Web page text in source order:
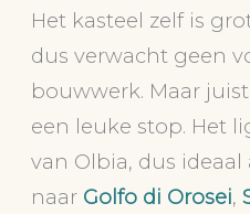
Het kasteel zelf is
dus verwacht geen
bouwwerk. Maar
een leuke stop. Het
van Olbia, dus
naar Golfo di Orosei,